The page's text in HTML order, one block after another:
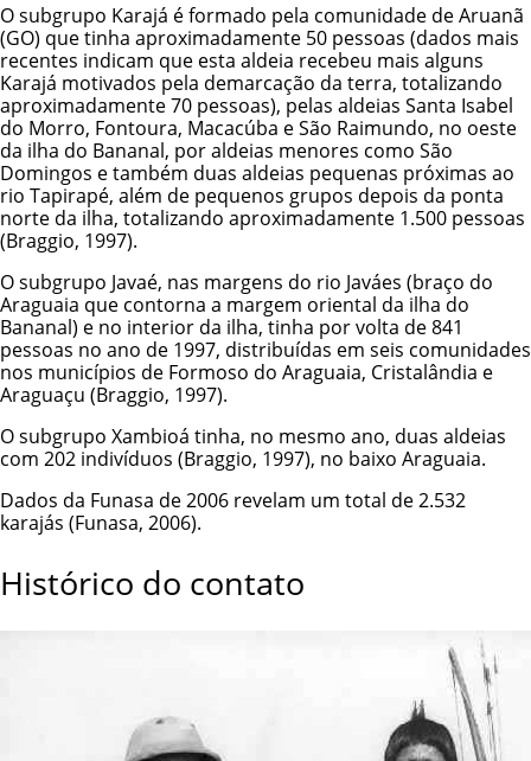
O subgrupo Karajá é formado pela comunidade de Aruanã
(GO) que tinha aproximadamente 50 pessoas (dados mais
recentes indicam que esta aldeia recebeu mais alguns
Karajá motivados pela demarcação da terra, totalizando
aproximadamente 70 pessoas), pelas aldeias Santa Isabel
do Morro, Fontoura, Macacúba e São Raimundo, no oeste
da ilha do Bananal, por aldeias menores como São
Domingos e também duas aldeias pequenas próximas ao
rio Tapirapé, além de pequenos grupos depois da ponta
norte da ilha, totalizando aproximadamente 1.500 pessoas
(Braggio, 1997).
O subgrupo Javaé, nas margens do rio Javáes (braço do
Araguaia que contorna a margem oriental da ilha do
Bananal) e no interior da ilha, tinha por volta de 841
pessoas no ano de 1997, distribuídas em seis comunidades
nos municípios de Formoso do Araguaia, Cristalândia e
Araguaçu (Braggio, 1997).
O subgrupo Xambioá tinha, no mesmo ano, duas aldeias
com 202 indivíduos (Braggio, 1997), no baixo Araguaia.
Dados da Funasa de 2006 revelam um total de 2.532
karajás (Funasa, 2006).
Histórico do contato